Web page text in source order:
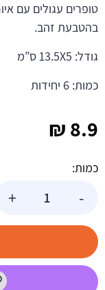
8.9
₪
כמות:
-
טובה
+
טופרים עגולים עם
בהטבעת זהב.
גודל: 13.5X5 ס”מ
כמות: 6 יחידות